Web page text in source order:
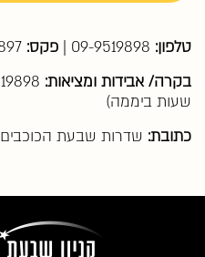
טלפון: פקס:
בקרה/ אבידות ומציאות:
שעות ביממה)
כתובת: שדרות שבעת הכוכבים 8, הרצליה. מיקוד 4670802